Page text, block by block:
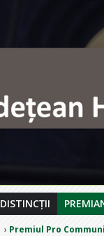
1
DISTINCȚII
Premiul Pro